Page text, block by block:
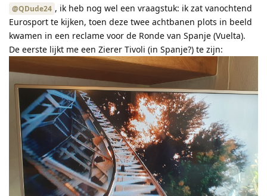
@QDude24 , ik heb nog wel een vraagstuk: ik zat vanochtend
Eurosport te kijken, toen deze twee achtbanen plots in beeld
kwamen in een reclame voor de Ronde van Spanje (Vuelta).
De eerste lijkt me een Zierer Tivoli (in Spanje?) te zijn: